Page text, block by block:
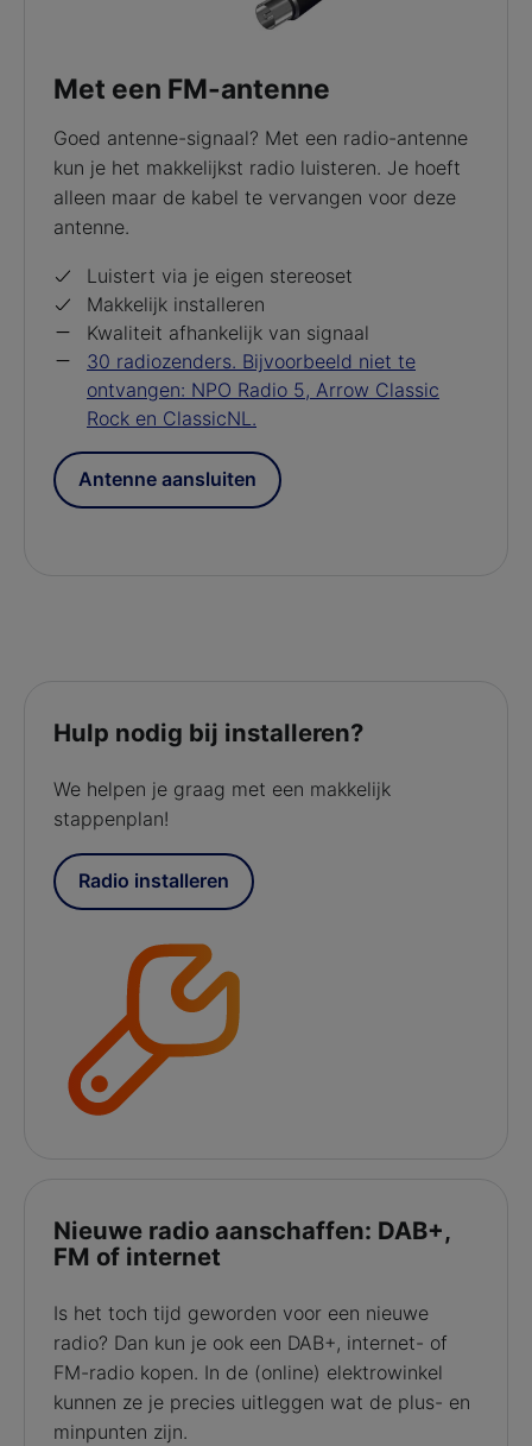
Met een FM-antenne
Goed antenne-signaal? Met een radio-antenne
kun je het makkelijkst radio luisteren. Je hoeft
alleen maar de kabel te vervangen voor deze
antenne.
Luistert via je eigen stereoset
Makkelijk installeren
Kwaliteit afhankelijk van signaal
30 radiozenders. Bijvoorbeeld niet te
ontvangen: NPO Radio 5, Arrow Classic
Rock en ClassicNL.
Antenne aansluiten
Hulp nodig bij installeren?
We helpen je graag met een makkelijk
stappenplan!
Radio installeren
Nieuwe radio aanschaffen: DAB+,
FM of internet
Is het toch tijd geworden voor een nieuwe
radio? Dan kun je ook een DAB+, internet- of
FM-radio kopen. In de (online) elektrowinkel
kunnen ze je precies uitleggen wat de plus- en
minpunten zijn.